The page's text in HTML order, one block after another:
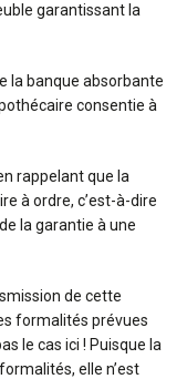
garantissant la
la banque absorbante
consentie à
rappelant que la
à ordre, c’est-à-dire
la garantie à une
de cette
formalités prévues
le cas ici ! Puisque la
elle n’est